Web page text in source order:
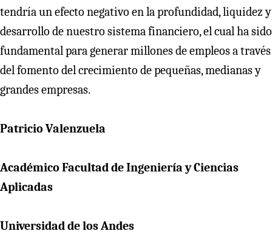
tendría un efecto negativo en la profundidad, liquidez y
desarrollo de nuestro sistema financiero, el cual ha sido
fundamental para generar millones de empleos a través
del fomento del crecimiento de pequeñas, medianas y
grandes empresas.
Patricio Valenzuela
Académico Facultad de Ingeniería y Ciencias
Aplicadas
Universidad de los Andes